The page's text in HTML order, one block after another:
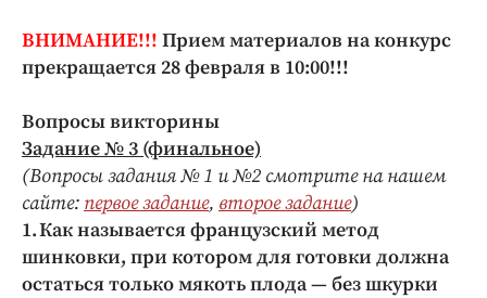
ВНИМАНИЕ!!! Прием материалов на конкурс
прекращается 28 февраля в 10:00!!!
Вопросы викторины
Задание № 3 (финальное)
(Вопросы задания № 1 и №2 смотрите на нашем
сайте: первое задание, второе задание)
1. Как называется французский метод
шинковки, при котором для готовки должна
остаться только мякоть плода — без шкурки